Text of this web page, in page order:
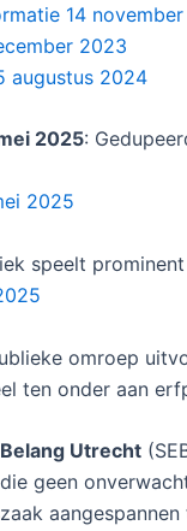
14
2023
augustus 2024
2025:
2025
speelt
omroep
ten onder aan
Utrecht
geen